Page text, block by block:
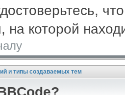
на которой
и типы создаваемых тем